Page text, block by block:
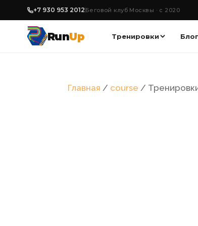
+7 930 953 2012 Беговой клуб Москвы · с 2020
RunUp Тренировки Блог
Главная / course /